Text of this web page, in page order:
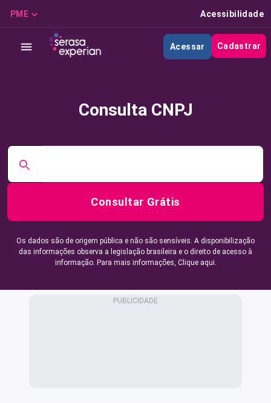
PME Acessibilidade
Acessar Cadastrar
Consulta CNPJ
Consultar Grátis
Os dados são de origem pública e não são sensíveis. A disponibilização
das informações observa a legislação brasileira e o direito de acesso à
informação. Para mais informações, Clique aqui.